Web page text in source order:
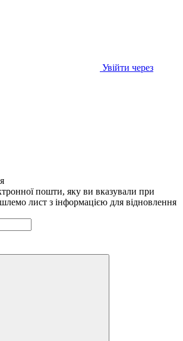
Увійти через
пошти, яку ви вказували при
лист з інформацією для відновлення